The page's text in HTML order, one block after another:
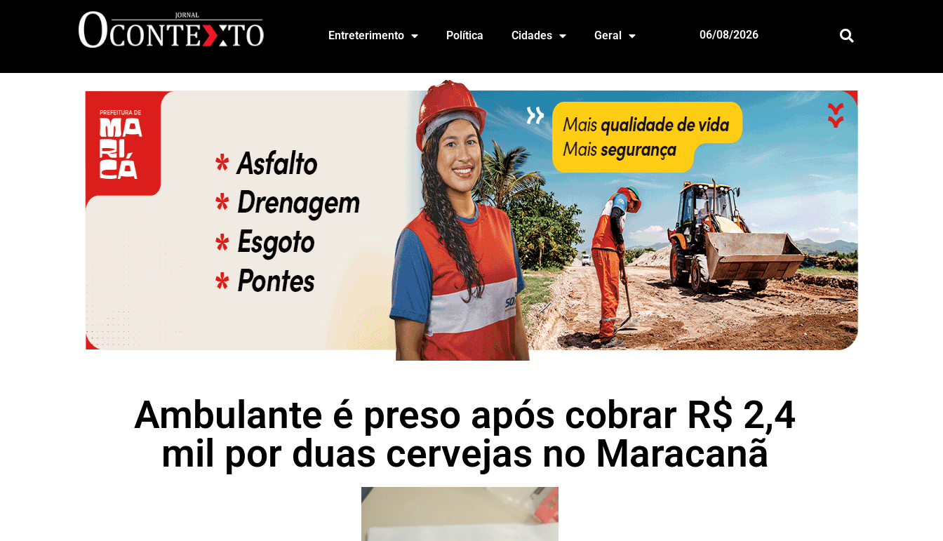
Entreterimento Política Cidades Geral 06/08/2026
Ambulante é preso após cobrar R$ 2,4
mil por duas cervejas no Maracanã